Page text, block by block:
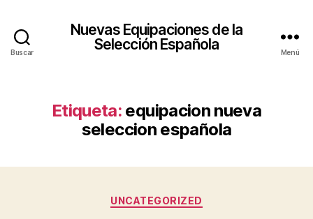
Buscar
Nuevas Equipaciones de la
Selección Española
Menú
Etiqueta: equipacion nueva
seleccion española
Categorías
UNCATEGORIZED